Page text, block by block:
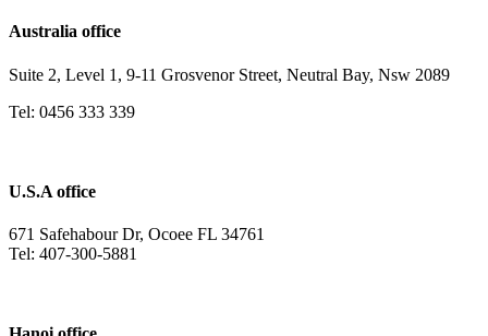
Australia office
Suite 2, Level 1, 9-11 Grosvenor Street, Neutral Bay, Nsw 2089
Tel: 0456 333 339
U.S.A office
671 Safehabour Dr, Ocoee FL 34761
Tel: 407-300-5881